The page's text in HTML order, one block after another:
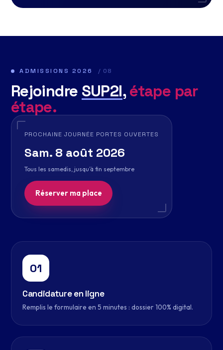
ADMISSIONS 2026 / 08
Rejoindre SUP2I,étape par
étape.
PROCHAINE JOURNÉE PORTES OUVERTES
Sam. 8 août 2026
Tous les samedis, jusqu’à fin septembre
Réserver ma place
01
Candidature en ligne
Remplis le formulaire en 5 minutes : dossier 100% digital.